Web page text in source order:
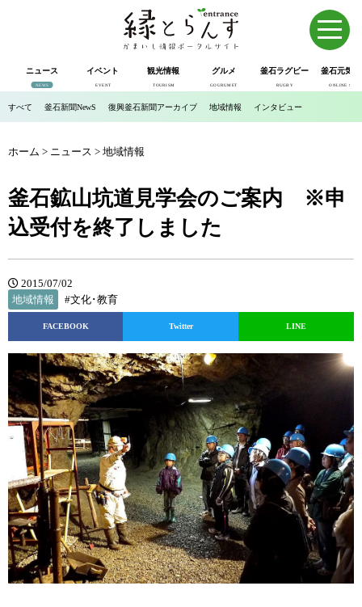
ニュース
NEWS
イベント
EVENT
観光情報
TOURISM
グルメ
GOURUMET
釜石ラグビー
RUGBY
釜石元気
ONLINE SHOP
すべて 釜石新聞NewS 復興釜石新聞アーカイブ 地域情報 インタビュー
ホーム > ニュース > 地域情報
釜石鉱山坑道見学会のご案内 ※申
込受付を終了しました
2015/07/02
地域情報
#文化･教育
FACEBOOK Twitter LINE